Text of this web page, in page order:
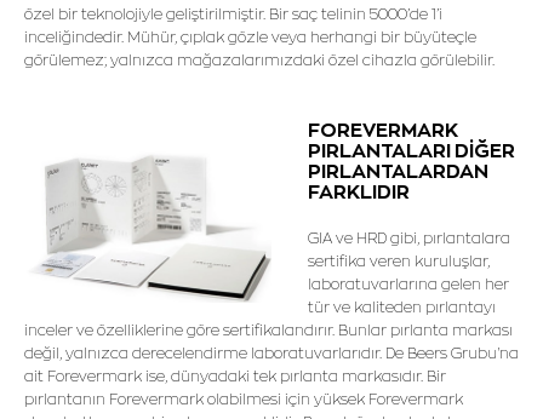
özel bir teknolojiyle geliştirilmiştir. Bir saç telinin 5000’de 1’i
inceliğindedir. Mühür, çıplak gözle veya herhangi bir büyüteçle
görülemez; yalnızca mağazalarımızdaki özel cihazla görülebilir.
FOREVERMARK
PIRLANTALARI DİĞER
PIRLANTALARDAN
FARKLIDIR
GIA ve HRD gibi, pırlantalara
sertifika veren kuruluşlar,
laboratuvarlarına gelen her
tür ve kaliteden pırlantayı
inceler ve özelliklerine göre sertifikalandırır. Bunlar pırlanta markası
değil, yalnızca derecelendirme laboratuvarlarıdır. De Beers Grubu'na
ait Forevermark ise, dünyadaki tek pırlanta markasıdır. Bir
pırlantanın Forevermark olabilmesi için yüksek Forevermark